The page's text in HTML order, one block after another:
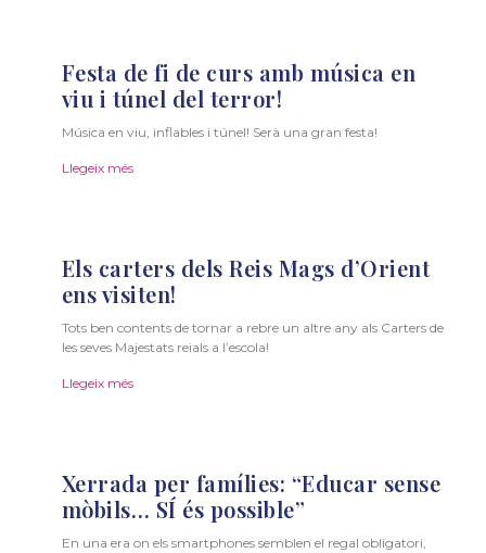
Festa de fi de curs amb música en
viu i túnel del terror!
Música en viu, inflables i túnel! Serà una gran festa!
Llegeix més
Els carters dels Reis Mags d’Orient
ens visiten!
Tots ben contents de tornar a rebre un altre any als Carters de
les seves Majestats reials a l’escola!
Llegeix més
Xerrada per famílies: “Educar sense
mòbils… SÍ és possible”
En una era on els smartphones semblen el regal obligatori,